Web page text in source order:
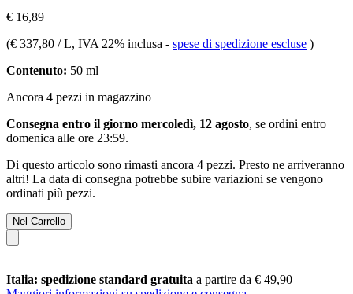
€ 16,89
(€ 337,80 / L, IVA 22% inclusa - spese di spedizione escluse )
Contenuto: 50 ml
Ancora 4 pezzi in magazzino
Consegna entro il giorno mercoledì, 12 agosto, se ordini entro
domenica alle ore 23:59.
Di questo articolo sono rimasti ancora 4 pezzi. Presto ne arriveranno
altri! La data di consegna potrebbe subire variazioni se vengono
ordinati più pezzi.
Nel Carrello
Italia: spedizione standard gratuita a partire da € 49,90